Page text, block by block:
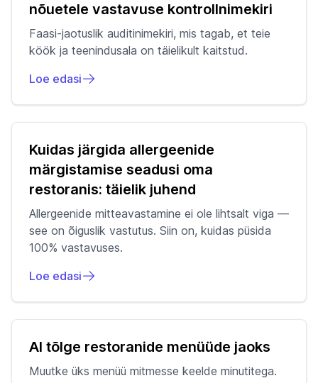
nõuetele vastavuse kontrollnimekiri
Faasi-jaotuslik auditinimekiri, mis tagab, et teie
köök ja teenindusala on täielikult kaitstud.
Loe edasi
Kuidas järgida allergeenide
märgistamise seadusi oma
restoranis: täielik juhend
Allergeenide mitteavastamine ei ole lihtsalt viga —
see on õiguslik vastutus. Siin on, kuidas püsida
100% vastavuses.
Loe edasi
AI tõlge restoranide menüüde jaoks
Muutke üks menüü mitmesse keelde minutitega.